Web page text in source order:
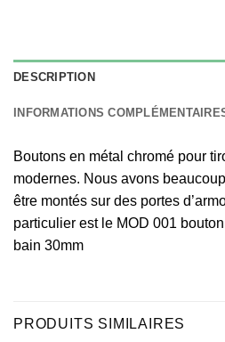
DESCRIPTION
INFORMATIONS
Boutons en métal chromé pour
modernes. Nous avons
être montés sur des portes
particulier est le MOD 001
bain 30mm
PRODUITS SIMILAIRES